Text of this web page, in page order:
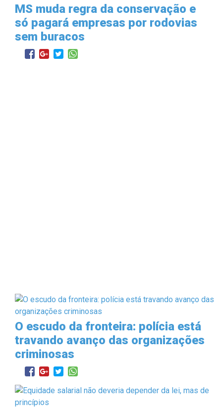
MS muda regra da conservação e
só pagará empresas por rodovias
sem buracos
O escudo da fronteira: polícia está
travando avanço das organizações
criminosas